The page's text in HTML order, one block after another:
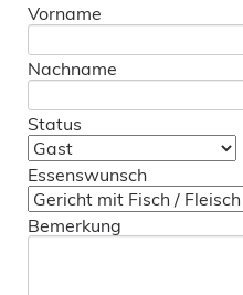
Vorname
Nachname
Status
Essenswunsch
Bemerkung